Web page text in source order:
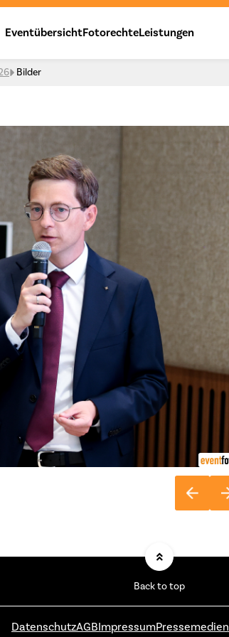
EventübersichtFotorechteLeistungen
Bilder
Back to top
DatenschutzAGBImpressumPressemedien